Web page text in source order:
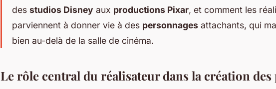
des studios Disney aux productions Pixar, et comment les
parviennent à donner vie à des personnages attachants, qui
bien au-delà de la salle de cinéma.
Le rôle central du réalisateur dans la création des